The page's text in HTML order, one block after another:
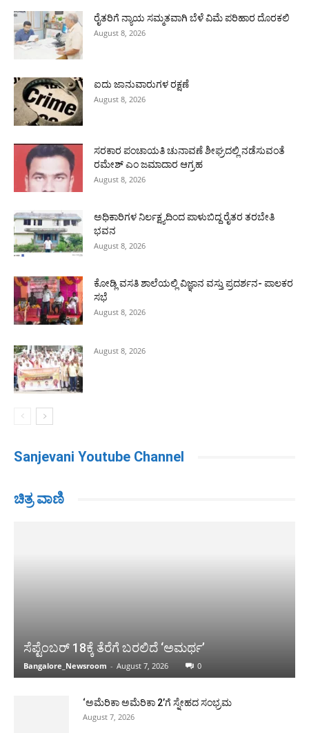
ರೈತರಿಗೆ ನ್ಯಾಯ ಸಮ್ಮತವಾಗಿ ಬೆಳೆ ವಿಮೆ ಪರಿಹಾರ ದೊರಕಲಿ
August 8, 2026
ಐದು ಜಾನುವಾರುಗಳ ರಕ್ಷಣೆ
August 8, 2026
ಸರಕಾರ ಪಂಚಾಯತಿ ಚುನಾವಣೆ ಶೀಘ್ರದಲ್ಲಿ ನಡೆಸುವಂತೆ
ರಮೇಶ್ ಎಂ ಜಮಾದಾರ ಆಗ್ರಹ
August 8, 2026
ಅಧಿಕಾರಿಗಳ ನಿರ್ಲಕ್ಷ್ಯದಿಂದ ಪಾಳುಬಿದ್ದ ರೈತರ ತರಬೇತಿ
ಭವನ
August 8, 2026
ಕೋಡ್ಲಿ ವಸತಿ ಶಾಲೆಯಲ್ಲಿ ವಿಜ್ಞಾನ ವಸ್ತು ಪ್ರದರ್ಶನ- ಪಾಲಕರ
ಸಭೆ
August 8, 2026
August 8, 2026
Sanjevani Youtube Channel
ಚಿತ್ರ ವಾಣಿ
ಸೆಪ್ಟೆಂಬರ್ 18ಕ್ಕೆ ತೆರೆಗೆ ಬರಲಿದೆ ‘ಅಮರ್ಥ’
Bangalore_Newsroom - August 7, 2026 0
‘ಅಮೆರಿಕಾ ಅಮೆರಿಕಾ 2’ಗೆ ಸ್ನೇಹದ ಸಂಭ್ರಮ
August 7, 2026